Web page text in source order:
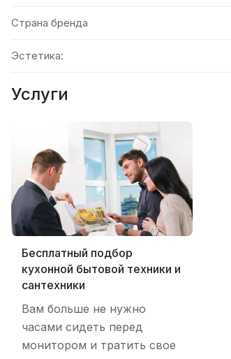
Страна бренда
Эстетика:
Услуги
Бесплатный подбор
кухонной бытовой техники и
сантехники
Вам больше не нужно
часами сидеть перед
монитором и тратить свое